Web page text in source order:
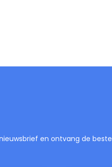
en ontvang de beste